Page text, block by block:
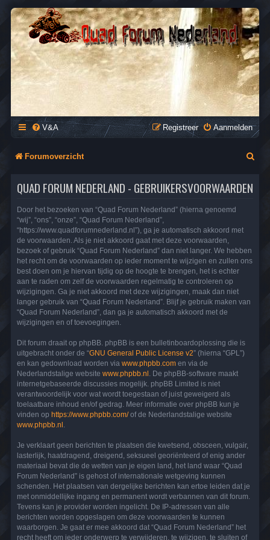
QUAD FORUM NEDERLAND
Het Quad Forum van Nederland en Vlaanderen, voor al je
vragen en antwoorden over Quads en ATV's.
V&A Aanmelden
Registreer
Forumoverzicht
QUAD FORUM NEDERLAND - GEBRUIKERSVOORWAARDEN
Door het bezoeken van “Quad Forum Nederland” (hierna genoemd
“wij”, “ons”, “onze”, “Quad Forum Nederland”,
“https://www.quadforumnederland.nl”), ga je automatisch akkoord met
de voorwaarden. Als je niet akkoord gaat met deze voorwaarden,
bezoek of gebruik “Quad Forum Nederland” dan niet langer. We hebben
het recht om de voorwaarden op ieder moment te wijzigen en zullen ons
best doen om je hiervan tijdig op de hoogte te brengen, het is echter
aan te raden om zelf de voorwaarden regelmatig te controleren op
wijzigingen. Ga je niet akkoord met deze wijzigingen, maak dan niet
langer gebruik van “Quad Forum Nederland”. Blijf je gebruik maken van
“Quad Forum Nederland”, dan ga je automatisch akkoord met de
wijzigingen en of toevoegingen.
Dit forum draait op phpBB. phpBB is een bulletinboardoplossing die is
uitgebracht onder de “GNU General Public License v2” (hierna “GPL”)
en kan gedownload worden via www.phpbb.com en via de
Nederlandstalige website www.phpbb.nl . De phpBB-software maakt
internetgebaseerde discussies mogelijk. phpBB Limited is niet
verantwoordelijk voor wat wordt toegestaan of juist geweigerd als
toelaatbare inhoud en/of gedrag. Meer informatie over phpBB kun je
vinden op https://www.phpbb.com/of de Nederlandstalige website
www.phpbb.nl
Je verklaart geen berichten te plaatsen die kwetsend, obsceen, vulgair,
lasterlijk, haatdragend, dreigend, seksueel georiënteerd of enig ander
materiaal bevat die de wetten van je eigen land, het land waar “Quad
Forum Nederland” is gehost of internationale wetgeving kunnen
schenden. Het plaatsen van dergelijke berichten kan ertoe leiden dat je
met onmiddellijke ingang en permanent wordt verbannen van dit forum.
Tevens kan je provider worden ingelicht. De IP-adressen van alle
berichten worden opgeslagen om deze voorwaarden te kunnen
waarborgen. Je gaat er mee akkoord dat “Quad Forum Nederland” het
recht heeft om ieder onderwerp te verwijderen, te wijzigen, te sluiten of